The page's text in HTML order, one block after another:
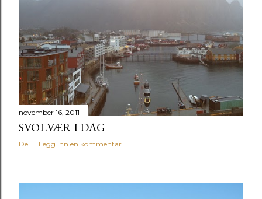
november 16, 2011
SVOLVÆR I DAG
Del Legg inn en kommentar